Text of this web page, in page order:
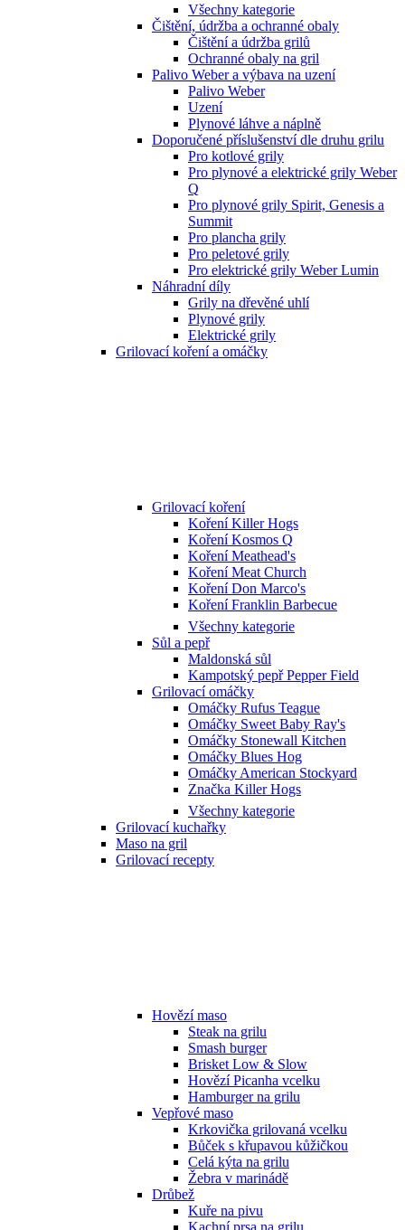
Všechny kategorie
Čištění, údržba a ochranné obaly
Čištění a údržba grilů
Ochranné obaly na gril
Palivo Weber a výbava na uzení
Palivo Weber
Uzení
Plynové láhve a náplně
Doporučené příslušenství dle druhu grilu
Pro kotlové grily
Pro plynové a elektrické grily Weber
Q
Pro plynové grily Spirit, Genesis a
Summit
Pro plancha grily
Pro peletové grily
Pro elektrické grily Weber Lumin
Náhradní díly
Grily na dřevěné uhlí
Plynové grily
Elektrické grily
Grilovací koření a omáčky
Grilovací koření
Koření Killer Hogs
Koření Kosmos Q
Koření Meathead's
Koření Meat Church
Koření Don Marco's
Koření Franklin Barbecue
Všechny kategorie
Sůl a pepř
Maldonská sůl
Kampotský pepř Pepper Field
Grilovací omáčky
Omáčky Rufus Teague
Omáčky Sweet Baby Ray's
Omáčky Stonewall Kitchen
Omáčky Blues Hog
Omáčky American Stockyard
Značka Killer Hogs
Všechny kategorie
Grilovací kuchařky
Maso na gril
Grilovací recepty
Hovězí maso
Steak na grilu
Smash burger
Brisket Low & Slow
Hovězí Picanha vcelku
Hamburger na grilu
Vepřové maso
Krkovička grilovaná vcelku
Bůček s křupavou kůžičkou
Celá kýta na grilu
Žebra v marinádě
Drůbež
Kuře na pivu
Kachní prsa na grilu